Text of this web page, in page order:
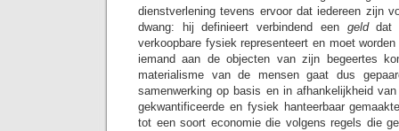
dienstverlening tevens ervoor dat iedereen zijn
dwang: hij definieert verbindend een gelddat
verkoopbare fysiek representeert en moet
iemand aan de objecten van zijn begeertes
materialisme van de mensen gaat dus
samenwerking op basis en in afhankelijkheid
gekwantificeerde en fysiek hanteerbaar
tot een soort economie die volgens regels die